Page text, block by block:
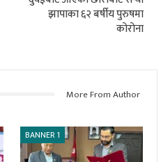
झापाका ६२ बर्षीय पुरुषमा
कोरोना
More From Author
BANNER 1